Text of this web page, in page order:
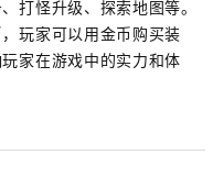
打怪升级、探索地图等。
玩家可以用金币购买装
家在游戏中的实力和体